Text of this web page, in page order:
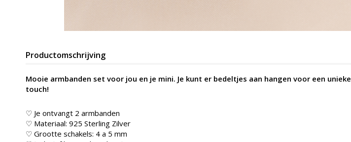
Productomschrijving
Mooie armbanden set voor jou en je mini. Je kunt er bedeltjes aan hangen voor een unieke
touch!
♡ Je ontvangt 2 armbanden
♡ Materiaal: 925 Sterling Zilver
♡ Grootte schakels: 4 a 5 mm